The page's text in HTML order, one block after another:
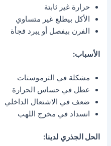
حرارة غير ثابتة
الأكل بيطلع غير متساوي
الفرن بيفصل أو يبرد فجأة
الأسباب:
مشكلة في الثرموستات
عطل في حساس الحرارة
ضعف في الاشتعال الداخلي
انسداد في مخرج اللهب
الحل الجذري لدينا: